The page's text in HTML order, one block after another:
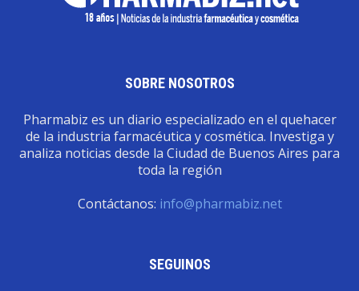
SOBRE NOSOTROS
Pharmabiz es un diario especializado en el quehacer
de la industria farmacéutica y cosmética. Investiga y
analiza noticias desde la Ciudad de Buenos Aires para
toda la región
Contáctanos: info@pharmabiz.net
SEGUINOS